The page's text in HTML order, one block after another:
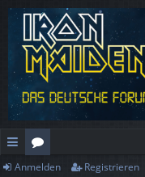
ch
or
Anmelden Registrieren